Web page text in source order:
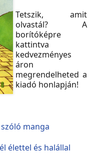
Tetszik, amit
olvastál? A
borítóképre
kattintva
kedvezményes
áron
megrendelheted a
kiadó honlapján!
manga
élettel és halállal